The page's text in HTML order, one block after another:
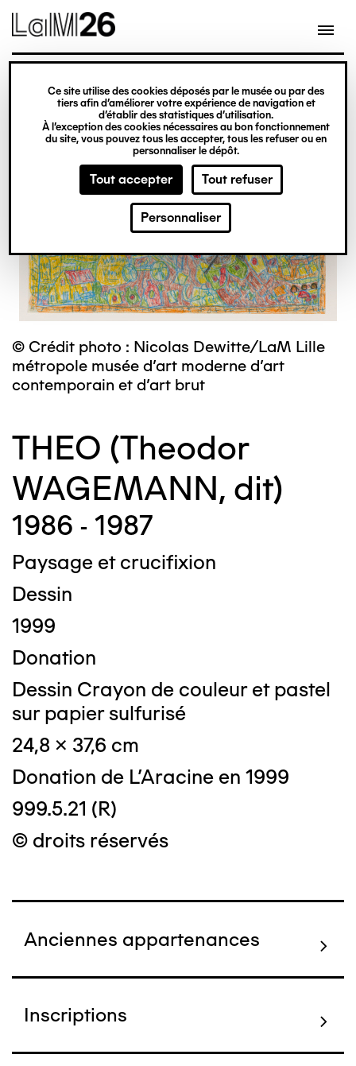
Gestion des cookies
Ce site utilise des cookies déposés par le musée ou par des
tiers afin d’améliorer votre expérience de navigation et
d’établir des statistiques d’utilisation.
À l’exception des cookies nécessaires au bon fonctionnement
du site, vous pouvez tous les accepter, tous les refuser ou en
personnaliser le dépôt.
Tout accepter Tout refuser
Personnaliser
contenu
© Crédit photo : Nicolas Dewitte/LaM Lille
métropole musée d’art moderne d’art
contemporain et d’art brut
THEO (Theodor
WAGEMANN, dit)
1986 - 1987
Paysage et crucifixion
Dessin
1999
Donation
Dessin Crayon de couleur et pastel
sur papier sulfurisé
24,8 x 37,6 cm
Donation de L'Aracine en 1999
999.5.21 (R)
© droits réservés
Anciennes appartenances
Inscriptions